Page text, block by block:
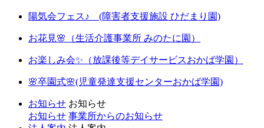
陽気会フェス♪ (障害者支援施設 ひだまり園)
お花見🌸（生活介護事業所 みのたに園）
お楽しみ会✨（放課後等デイサービスおかば学園）
🌸卒園式🌸(児童発達支援センターおかば学園)
お知らせ お知らせ
お知らせ 事業所からのお知らせ